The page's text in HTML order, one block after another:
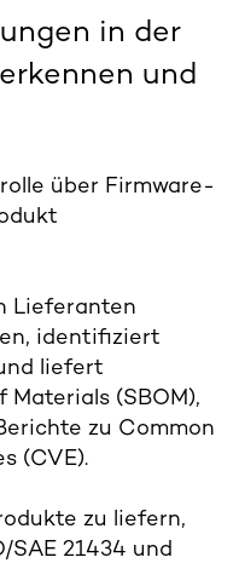
in der
und
über Firmware-
Lieferanten
identifiziert
liefert
(SBOM),
zu Common
(CVE).
zu liefern,
SAE 21434 und